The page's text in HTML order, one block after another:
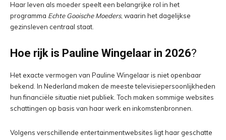
Haar leven als moeder speelt een belangrijke rol in het
programma Echte Gooische Moeders, waarin het dagelijkse
gezinsleven centraal staat.
Hoe rijk is Pauline Wingelaar in 2026?
Het exacte vermogen van Pauline Wingelaar is niet openbaar
bekend. In Nederland maken de meeste televisiepersoonlijkheden
hun financiële situatie niet publiek. Toch maken sommige websites
schattingen op basis van haar werk en inkomstenbronnen.
Volgens verschillende entertainmentwebsites ligt haar geschatte